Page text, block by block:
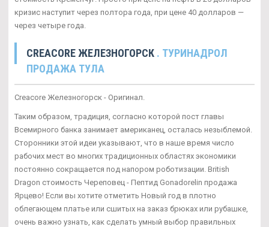
кризис наступит через полтора года, при цене 40 долларов —
через четыре года.
CREACORE ЖЕЛЕЗНОГОРСК . ТУРИНАДРОЛ
ПРОДАЖА ТУЛА
Creacore Железногорск - Оригинал.
Таким образом, традиция, согласно которой пост главы
Всемирного банка занимает американец, осталась незыблемой.
Сторонники этой идеи указывают, что в наше время число
рабочих мест во многих традиционных областях экономики
постоянно сокращается под напором роботизации. British
Dragon стоимость Череповец - Пептид Gonadorelin продажа
Ярцево! Если вы хотите отметить Новый год в плотно
облегающем платье или сшитых на заказ брюках или рубашке,
очень важно узнать, как сделать умный выбор правильных